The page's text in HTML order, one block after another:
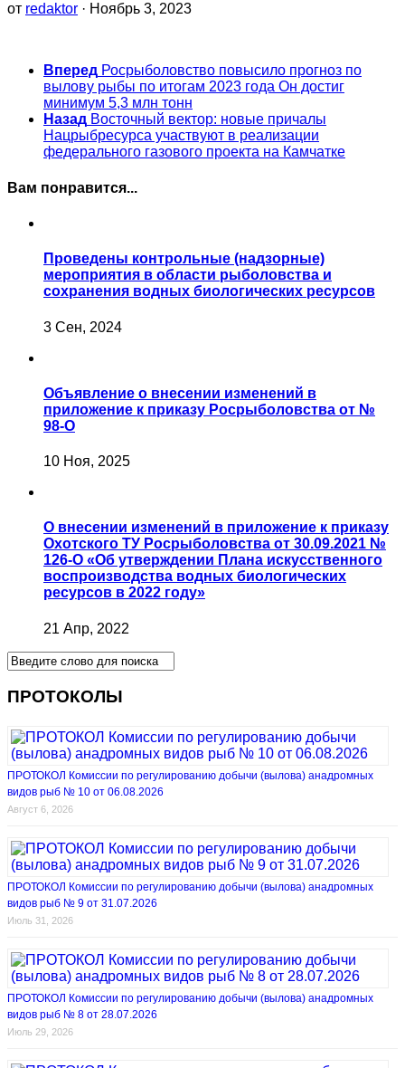
от redaktor · Ноябрь 3, 2023
Вперед Росрыболовство повысило прогноз по
вылову рыбы по итогам 2023 года Он достиг
минимум 5,3 млн тонн
Назад Восточный вектор: новые причалы
Нацрыбресурса участвуют в реализации
федерального газового проекта на Камчатке
Вам понравится...
Проведены контрольные (надзорные)
мероприятия в области рыболовства и
сохранения водных биологических ресурсов
3 Сен, 2024
Объявление о внесении изменений в
приложение к приказу Росрыболовства от №
98-О
10 Ноя, 2025
O внесении изменений в приложение к приказу
Охотского ТУ Росрыболовства от 30.09.2021 №
126-О «Об утверждении Плана искусственного
воспроизводства водных биологических
ресурсов в 2022 году»
21 Апр, 2022
ПРОТОКОЛЫ
ПРОТОКОЛ Комиссии по регулированию добычи (вылова) анадромных
видов рыб № 10 от 06.08.2026
Август 6, 2026
ПРОТОКОЛ Комиссии по регулированию добычи (вылова) анадромных
видов рыб № 9 от 31.07.2026
Июль 31, 2026
ПРОТОКОЛ Комиссии по регулированию добычи (вылова) анадромных
видов рыб № 8 от 28.07.2026
Июль 29, 2026